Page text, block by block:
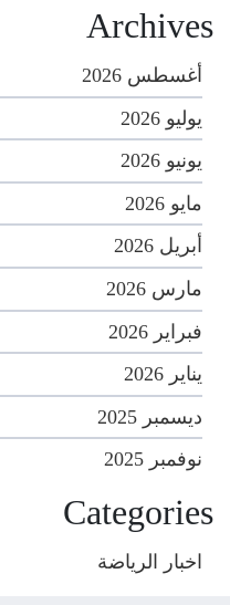
Archives
أغسطس 2026
يوليو 2026
يونيو 2026
مايو 2026
أبريل 2026
مارس 2026
فبراير 2026
يناير 2026
ديسمبر 2025
نوفمبر 2025
Categories
اخبار الرياضة